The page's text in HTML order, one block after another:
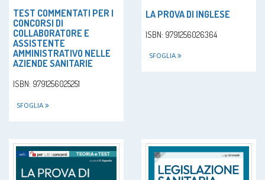
TEST COMMENTATI PER I
CONCORSI DI
COLLABORATORE E
ASSISTENTE
AMMINISTRATIVO NELLE
AZIENDE SANITARIE
ISBN: 9791256025251
SFOGLIA
LA PROVA DI INGLESE
ISBN: 9791256026364
SFOGLIA